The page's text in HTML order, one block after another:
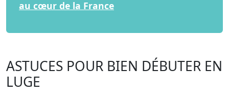
au cœur de la France
ASTUCES POUR BIEN DÉBUTER EN
LUGE